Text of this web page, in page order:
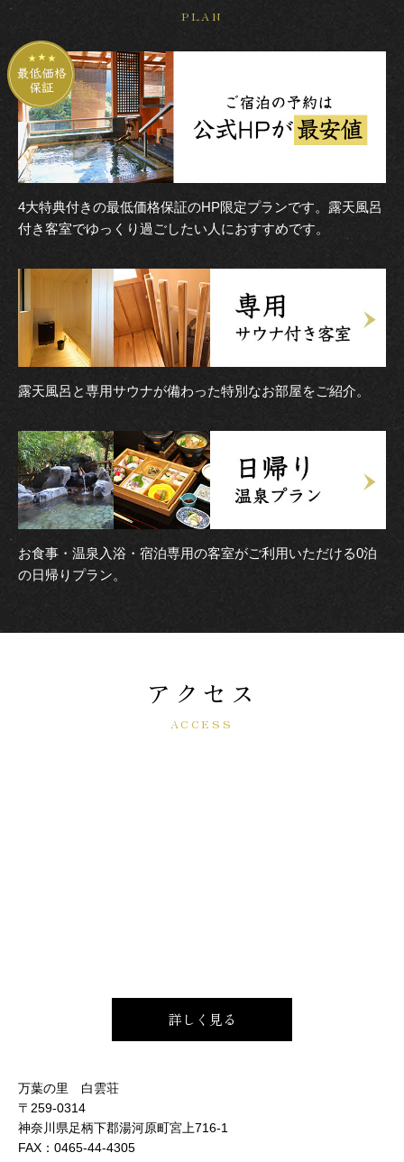
PLAN
4大特典付きの最低価格保証のHP限定プランです。露天風呂
付き客室でゆっくり過ごしたい人におすすめです。
露天風呂と専用サウナが備わった特別なお部屋をご紹介。
お食事・温泉入浴・宿泊専用の客室がご利用いただける0泊
の日帰りプラン。
アクセス
ACCESS
詳しく見る
万葉の里 白雲荘
〒259-0314
神奈川県足柄下郡湯河原町宮上716-1
FAX： 0465-44-4305